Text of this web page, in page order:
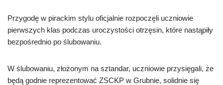
Przygodę w pirackim stylu oficjalnie rozpoczęli uczniowie
pierwszych klas podczas uroczystości otrzęsin, które nastąpiły
bezpośrednio po ślubowaniu.
W ślubowaniu, złożonym na sztandar, uczniowie przysięgali, że
będą godnie reprezentować ZSCKP w Grubnie, solidnie się